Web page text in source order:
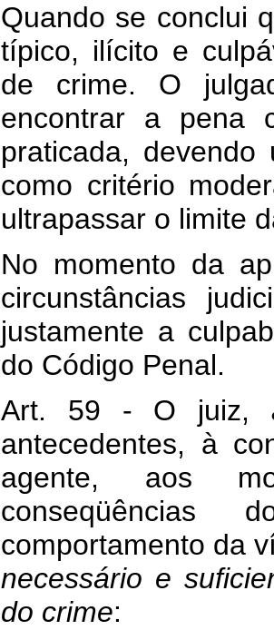
Quando se conclui
típico, ilícito e
de crime. O
encontrar a pena
praticada,
como critério
ultrapassar o limite
No momento da
circunstâncias
justamente a
do Código Penal.
Art. 59 - O juiz,
antecedentes, à
agente, aos
comportamento da
necessário e
do crime: